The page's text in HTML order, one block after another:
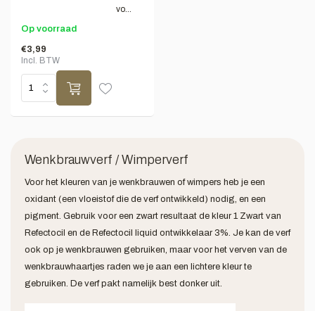
vo...
Op voorraad
€3,99
Incl. BTW
Wenkbrauwverf / Wimperverf
Voor het kleuren van je wenkbrauwen of wimpers heb je een
oxidant (een vloeistof die de verf ontwikkeld) nodig, en een
pigment. Gebruik voor een zwart resultaat de kleur 1 Zwart van
Refectocil en de Refectocil liquid ontwikkelaar 3%. Je kan de verf
ook op je wenkbrauwen gebruiken, maar voor het verven van de
wenkbrauwhaartjes raden we je aan een lichtere kleur te
gebruiken. De verf pakt namelijk best donker uit.